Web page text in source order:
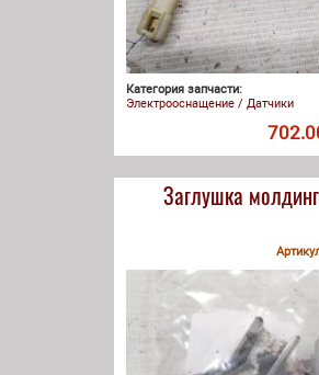
Категория запчасти:
Электрооснащение / Датчики
Заглушка